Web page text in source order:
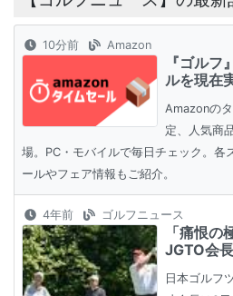
10分前 Amazon
『ゴル
ルを現在
Amazonの
定、人気商
場。PC・モバイルで毎日チェック。各
ールやフェア情報もご紹介。
4年前 ゴルフニュース
「痛恨の
JGTO会
日本ゴルフ